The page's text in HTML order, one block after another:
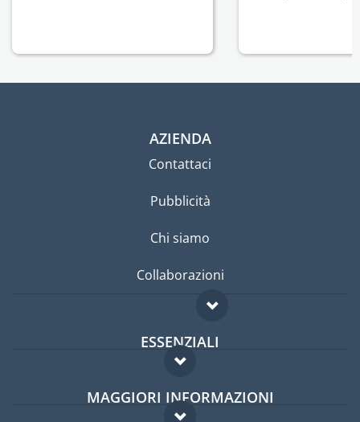
AZIENDA
Contattaci
Pubblicità
Chi siamo
Collaborazioni
ESSENZIALI
Forum per expat
Guida per expat
MAGGIORI INFORMAZIONI